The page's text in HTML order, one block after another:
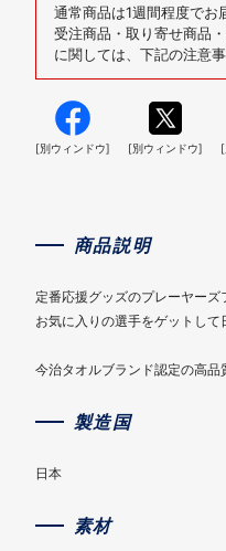
通常商品は1週間程度でお
受注商品・取り寄せ商品
に関しては、下記の注意
[別ウィンドウ] [別ウィンドウ]
商品説明
定番応援グッズのプレーヤーズ
お気に入りの選手をゲットし
今治タオルブランド認定の高品
製造国
日本
素材